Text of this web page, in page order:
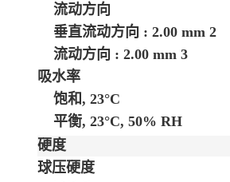
流动方向
垂直流动方向 : 2.00 mm 2
流动方向 : 2.00 mm 3
吸水率
饱和, 23°C
平衡, 23°C, 50% RH
硬度
球压硬度